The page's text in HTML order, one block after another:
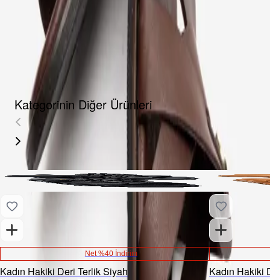
ÜRÜN HAKKINDA
TAKSIT SEÇENEKLERI
YORUMLAR
AKSESUARLAR
Kategorinin Diğer Ürünleri
Net %40 İndirim
Kadın Hakiki Deri Terlik Siyah
Kadın Hakiki